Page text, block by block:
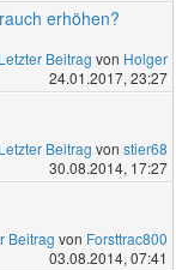
erhöhen?
Letzter Beitrag von Holger
24.01.2017, 23:27
Letzter Beitrag von stier68
30.08.2014, 17:27
Beitrag von Forsttrac800
03.08.2014, 07:41